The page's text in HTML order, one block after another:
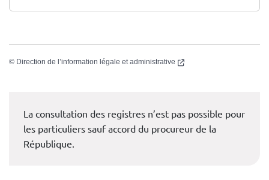
© Direction de l’information légale et administrative (nouvelle fenêtre)
La consultation des registres n’est pas possible pour
les particuliers sauf accord du procureur de la
République.